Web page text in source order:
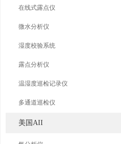
在线式露点仪
微水分析仪
湿度校验系统
露点分析仪
温湿度巡检记录仪
多通道巡检仪
美国AII